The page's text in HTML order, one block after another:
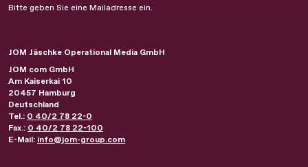
Bitte geben Sie eine Mailadresse ein.
JOM Jäschke Operational Media GmbH
JOM com GmbH
Am Kaiserkai 10
20457 Hamburg
Deutschland
Tel.: 0 40/2 78 22-0
Fax.: 0 40/2 78 22-100
E-Mail: info@jom-group.com